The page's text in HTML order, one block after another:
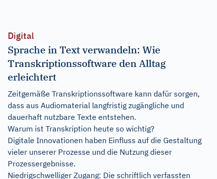
Digital
Sprache in Text verwandeln: Wie
Transkriptionssoftware den Alltag
erleichtert
Zeitgemäße Transkriptionssoftware kann dafür sorgen,
dass aus Audiomaterial langfristig zugängliche und
dauerhaft nutzbare Texte entstehen.
Warum ist Transkription heute so wichtig?
Digitale Innovationen haben Einfluss auf die Gestaltung
vieler unserer Prozesse und die Nutzung dieser
Prozessergebnisse.
Niedrigschwelliger Zugang: Die schriftlich verfassten